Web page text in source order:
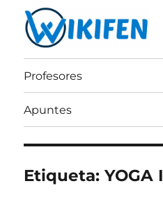
Wikifen
Profesores
Apuntes
Etiqueta:YOGA I